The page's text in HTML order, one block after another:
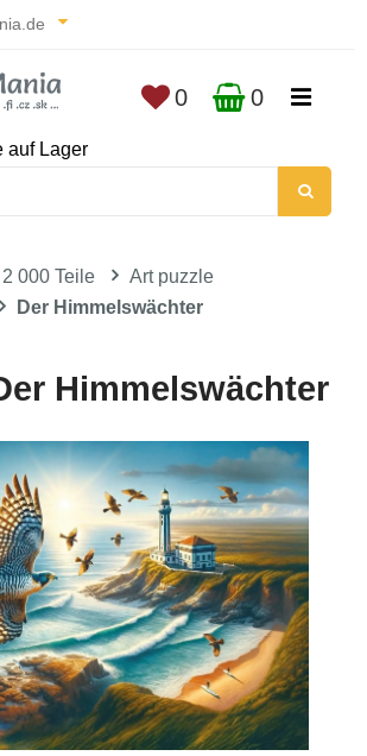
auf Lager
0 0
2 000 Teile
Art puzzle
Der Himmelswächter
Himmelswächter